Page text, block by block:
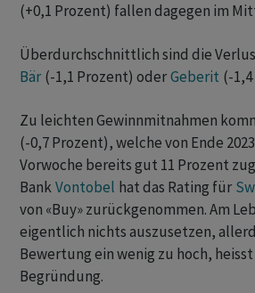
(+0,1 Prozent) fallen dagegen im
Überdurchschnittlich sind die
Bär (-1,1 Prozent) oderGeberit (-
Zu leichten Gewinnmitnahmen
(-0,7 Prozent), welche von Ende
Vorwoche bereits gut 11 Prozent
BankVontobel hat das Rating für
von «Buy» zurückgenommen. Am
eigentlich nichts auszusetzen,
Bewertung ein wenig zu hoch,
Begründung.